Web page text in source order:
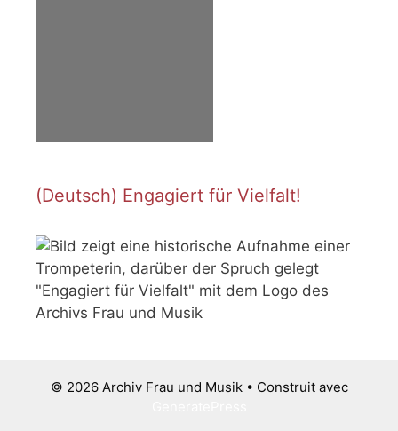
(Deutsch) Engagiert für Vielfalt!
© 2026 Archiv Frau und Musik• Construit avec